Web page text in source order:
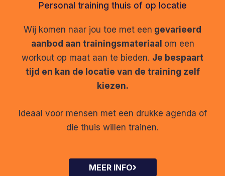
Personal training thuis of op locatie
Wij komen naar jou toe met een gevarieerd
aanbod aan trainingsmateriaal om een
workout op maat aan te bieden. Je bespaart
tijd en kan de locatie van de training zelf
kiezen.
Ideaal voor mensen met een drukke agenda of
die thuis willen trainen.
MEER INFO